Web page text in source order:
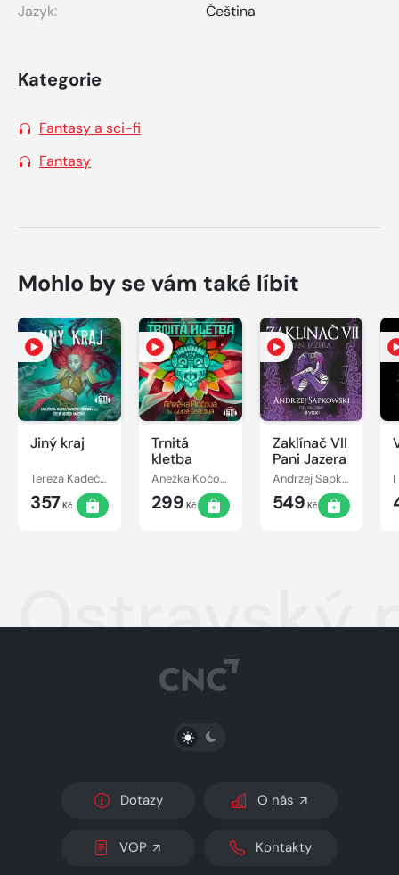
Jazyk:
Čeština
Kategorie
Fantasy a sci-fi
Fantasy
Mohlo by se vám také líbit
Jiný kraj
Tereza Kadečková, Tereza Matoušková
357Kč
Trnitá
kletba
Anežka Kočová
299 Kč
Zaklínač VII
Pani Jazera
Andrzej Sapkowski
549 Kč
Ostravský
PŘEPNOUT SVĚTLÝ/TMAVÝ REŽIM
Dotazy O nás
VOP Kontakty